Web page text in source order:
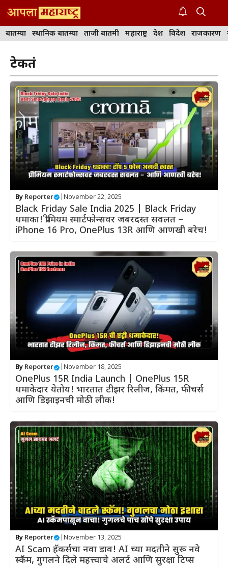
content
बातम्या स्थानिक बातम्या ताजी बातमी महाराष्ट्र देश विदेश राजकारण
टेकतंत्र
By Reporter November 22, 2025
Black Friday Sale India 2025 | Black Friday
धमाका! प्रीमियम स्मार्टफोन्सवर जबरदस्त सवलत –
iPhone 16 Pro, OnePlus 13R आणि आणखी बरेच!
By Reporter November 18, 2025
OnePlus 15R India Launch | OnePlus 15R
धमाकेदार येतोय! भारतात टीझर रिलीज, किंमत, फीचर्स
आणि डिझाइनची मोठी लीक!
By Reporter November 13, 2025
AI Scam हॅकर्सचा नवा डाव! AI च्या मदतीने सुरू नवे
स्कॅम, गुगलने दिले महत्त्वाचे अलर्ट आणि सुरक्षा टिप्स